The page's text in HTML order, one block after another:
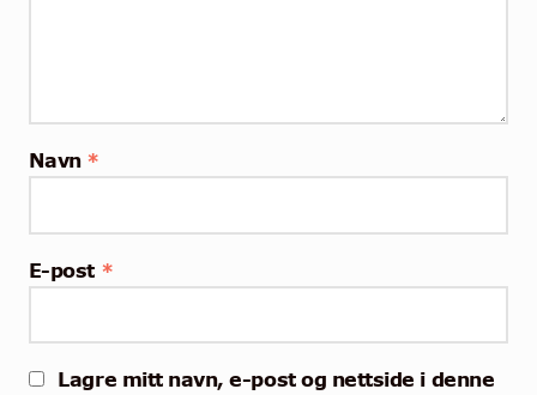
Navn *
E-post *
Lagre mitt navn, e-post og nettside i denne